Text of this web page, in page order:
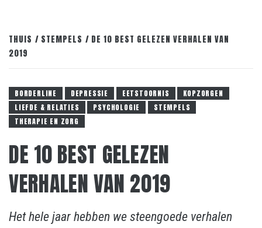
THUIS STEMPELS
DE 10 BEST GELEZEN VERHALEN VAN
2019
BORDERLINE DEPRESSIE EETSTOORNIS
KOPZORGEN
LIEFDE & RELATIES
PSYCHOLOGIE
STEMPELS
THERAPIE EN ZORG
DE 10 BEST GELEZEN
VERHALEN VAN 2019
Het hele jaar hebben we steengoede verhalen